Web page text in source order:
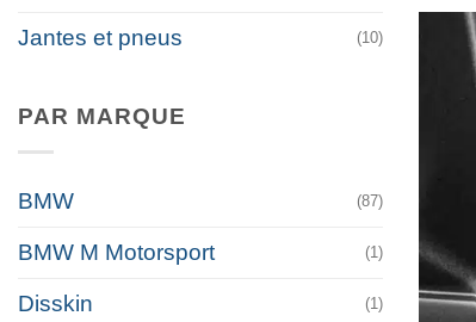
Jantes et pneus (10)
PAR MARQUE
BMW (87)
BMW M Motorsport (1)
Disskin (1)